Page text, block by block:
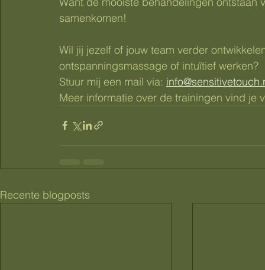
samenkomen!
Wil jij jezelf of jouw team verder
ontspanningsmassage of intuïtief werken?
Stuur mij een mail via:
Meer informatie over de trainingen vind je
Recente blogposts